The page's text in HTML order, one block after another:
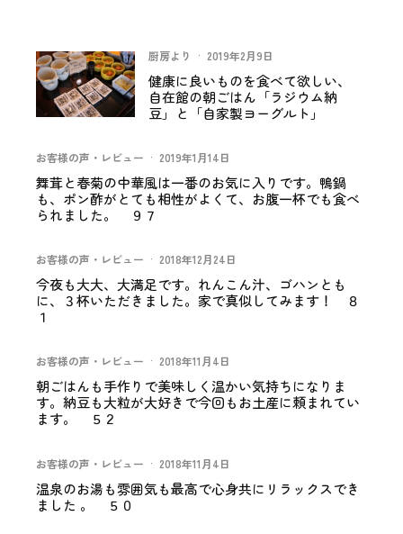
厨房より · 2019年2月9日
健康に良いものを食べて欲しい、
自在館の朝ごはん「ラジウム納
豆」と「自家製ヨーグルト」
お客様の声・レビュー · 2019年1月14日
舞茸と春菊の中華風は一番のお気に入りです。鴨鍋
も、ポン酢がとても相性がよくて、お腹一杯でも食べ
られました。 ９７
お客様の声・レビュー · 2018年12月24日
今夜も大大、大満足です。れんこん汁、ゴハンとも
に、３杯いただきました。家で真似してみます！ ８
１
お客様の声・レビュー · 2018年11月4日
朝ごはんも手作りで美味しく温かい気持ちになりま
す。納豆も大粒が大好きで今回もお土産に頼まれてい
ます。 ５２
お客様の声・レビュー · 2018年11月4日
温泉のお湯も雰囲気も最高で心身共にリラックスでき
ました 。 ５０